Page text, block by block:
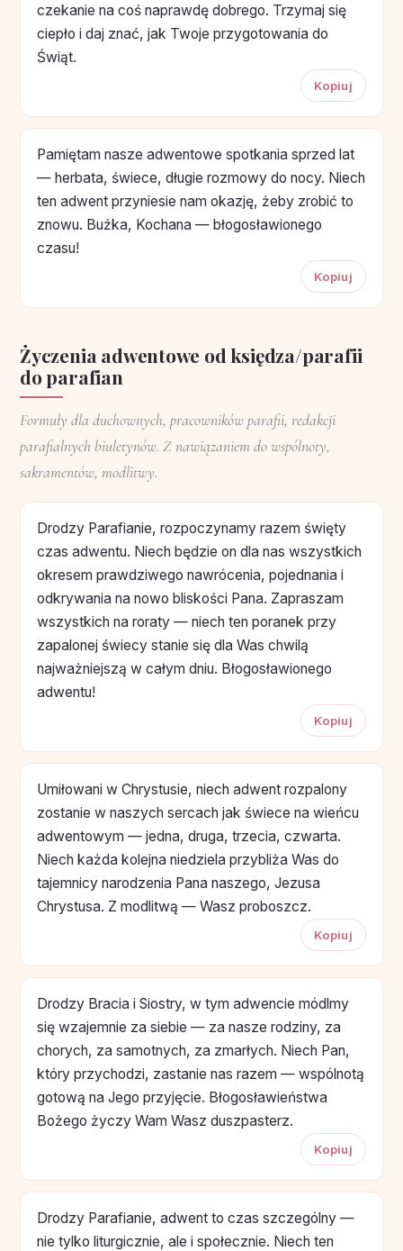
czekanie na coś naprawdę dobrego. Trzymaj się
ciepło i daj znać, jak Twoje przygotowania do
Świąt.
Kopiuj
Pamiętam nasze adwentowe spotkania sprzed lat
— herbata, świece, długie rozmowy do nocy. Niech
ten adwent przyniesie nam okazję, żeby zrobić to
znowu. Buźka, Kochana — błogosławionego
czasu!
Kopiuj
Życzenia adwentowe od księdza/parafii
do parafian
Formuły dla duchownych, pracowników parafii, redakcji
parafialnych biuletynów. Z nawiązaniem do wspólnoty,
sakramentów, modlitwy.
Drodzy Parafianie, rozpoczynamy razem święty
czas adwentu. Niech będzie on dla nas wszystkich
okresem prawdziwego nawrócenia, pojednania i
odkrywania na nowo bliskości Pana. Zapraszam
wszystkich na roraty — niech ten poranek przy
zapalonej świecy stanie się dla Was chwilą
najważniejszą w całym dniu. Błogosławionego
adwentu!
Kopiuj
Umiłowani w Chrystusie, niech adwent rozpalony
zostanie w naszych sercach jak świece na wieńcu
adwentowym — jedna, druga, trzecia, czwarta.
Niech każda kolejna niedziela przybliża Was do
tajemnicy narodzenia Pana naszego, Jezusa
Chrystusa. Z modlitwą — Wasz proboszcz.
Kopiuj
Drodzy Bracia i Siostry, w tym adwencie módlmy
się wzajemnie za siebie — za nasze rodziny, za
chorych, za samotnych, za zmarłych. Niech Pan,
który przychodzi, zastanie nas razem — wspólnotą
gotową na Jego przyjęcie. Błogosławieństwa
Bożego życzy Wam Wasz duszpasterz.
Kopiuj
Drodzy Parafianie, adwent to czas szczególny —
nie tylko liturgicznie, ale i społecznie. Niech ten